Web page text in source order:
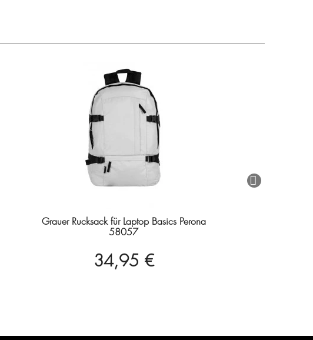
Grauer Rucksack für Laptop Basics Perona
58057
34,95 €